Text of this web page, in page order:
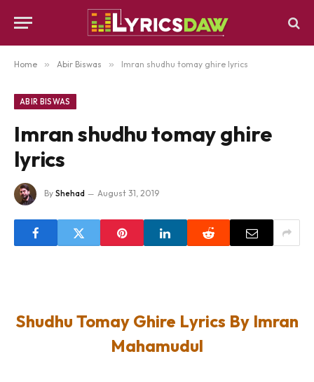
Home » Abir Biswas » Imran shudhu tomay ghire lyrics
ABIR BISWAS
Imran shudhu tomay ghire
lyrics
By Shehad August 31, 2019
Shudhu Tomay Ghire Lyrics By Imran
Mahamudul